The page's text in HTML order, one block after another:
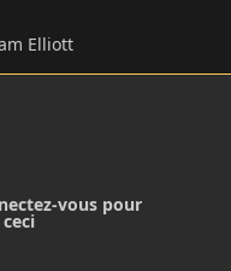
Elliott
vous pour